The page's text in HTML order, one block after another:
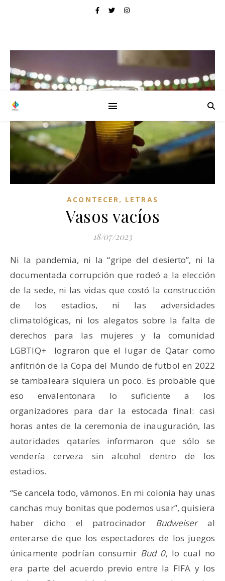
ACONTECER, LETRAS
Vasos vacíos
18/07/2023
Ni la pandemia, ni la “gripe del desierto”, ni la
documentada corrupción que rodeó a la elección
de la sede, ni las vidas que costó la construcción
de los estadios, ni las adversidades
climatológicas, ni los alegatos sobre la falta de
derechos para las mujeres y la comunidad
LGBTIQ+ lograron que el lugar de Qatar como
anfitrión de la Copa del Mundo de futbol en 2022
se tambaleara siquiera un poco. Es probable que
eso envalentonara lo suficiente a los
organizadores para dar la estocada final: casi
horas antes de la ceremonia de inauguración, las
autoridades qataríes informaron que sólo se
vendería cerveza sin alcohol dentro de los
estadios.
“Se cancela todo, vámonos. En mi colonia hay unas
canchas muy bonitas que podemos usar”, quisiera
haber dicho el patrocinador Budweiseral
enterarse de que los espectadores de los juegos
únicamente podrían consumir Bud 0, lo cual no
era parte del acuerdo previo entre la FIFA y los